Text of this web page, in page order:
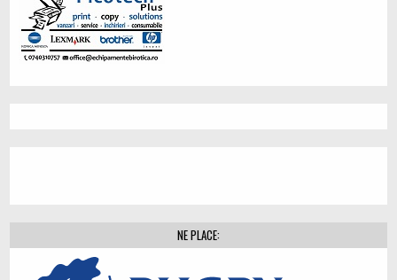
NE PLACE: